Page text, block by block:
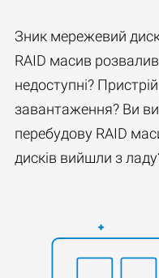
Зник мережевий
RAID масив
недоступні?
завантаження? Ви
перебудову RAID
дисків вийшли з